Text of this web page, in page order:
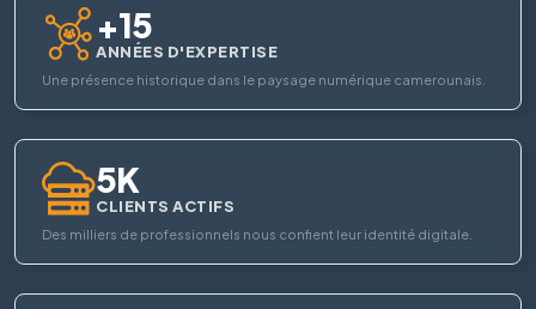
+15
ANNÉES D'EXPERTISE
Une présence historique dans le paysage numérique camerounais.
5K
CLIENTS ACTIFS
Des milliers de professionnels nous confient leur identité digitale.